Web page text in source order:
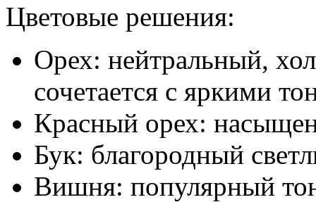
Цветовые решения:
Орех: нейтральный,
сочетается с яркими
Красный орех:
Бук: благородный
Вишня: популярный